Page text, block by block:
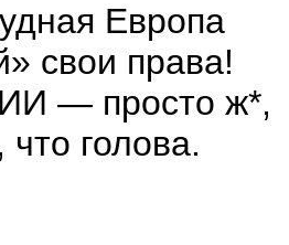
Европа
свои права!
— просто ж*,
голова.